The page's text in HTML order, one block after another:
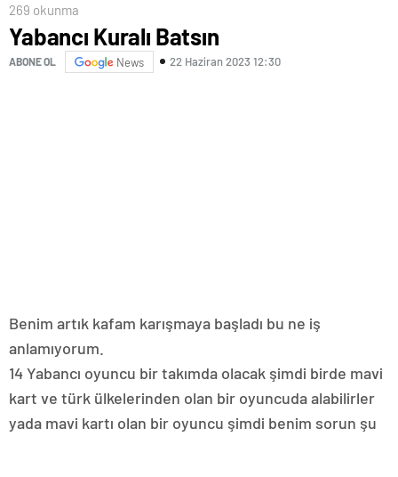
269 okunma
Yabancı Kuralı Batsın
ABONE OL News 22 Haziran 2023 12:30
Benim artık kafam karışmaya başladı bu ne iş
anlamıyorum.
14 Yabancı oyuncu bir takımda olacak şimdi birde mavi
kart ve türk ülkelerinden olan bir oyuncuda alabilirler
yada mavi kartı olan bir oyuncu şimdi benim sorun şu